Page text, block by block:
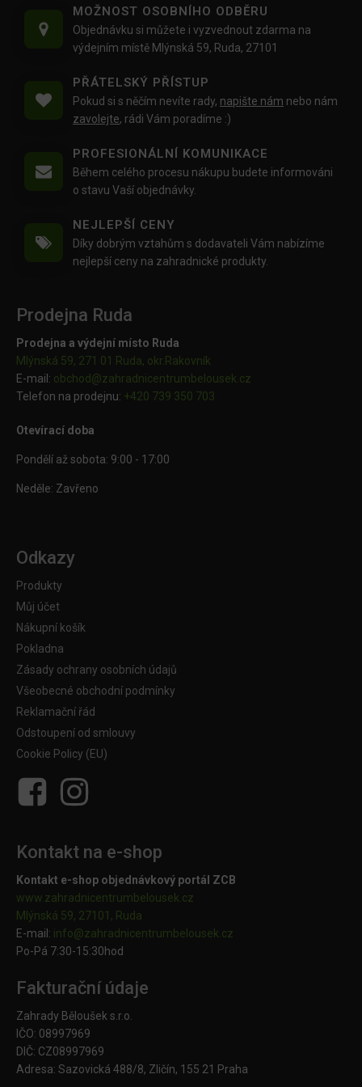
MOŽNOST OSOBNÍHO ODBĚRU
Objednávku si můžete i vyzvednout zdarma na
výdejním místě Mlýnská 59, Ruda, 27101
PŘÁTELSKÝ PŘÍSTUP
Pokud si s něčím nevíte rady, napište nám nebo nám
zavolejte, rádi Vám poradíme :)
PROFESIONÁLNÍ KOMUNIKACE
Během celého procesu nákupu budete informováni
o stavu Vaší objednávky.
NEJLEPŠÍ CENY
Díky dobrým vztahům s dodavateli Vám nabízíme
nejlepší ceny na zahradnické produkty.
Prodejna Ruda
Prodejna a výdejní místo Ruda
Mlýnská 59, 271 01 Ruda, okr.Rakovník
E-mail: obchod@zahradnicentrumbelousek.cz
Telefon na prodejnu: +420 739 350 703
Otevírací doba
Pondělí až sobota: 9:00 - 17:00
Neděle: Zavřeno
Odkazy
Produkty
Můj účet
Nákupní košík
Pokladna
Zásady ochrany osobních údajů
Všeobecné obchodní podmínky
Reklamační řád
Odstoupení od smlouvy
Cookie Policy (EU)
Kontakt na e-shop
Kontakt e-shop objednávkový portál ZCB
www.zahradnicentrumbelousek.cz
Mlýnská 59, 27101, Ruda
E-mail: info@zahradnicentrumbelousek.cz
Po-Pá 7:30-15:30hod
Fakturační údaje
Zahrady Běloušek s.r.o.
IČO: 08997969
DIČ: CZ08997969
Adresa: Sazovická 488/8, Zličín, 155 21 Praha